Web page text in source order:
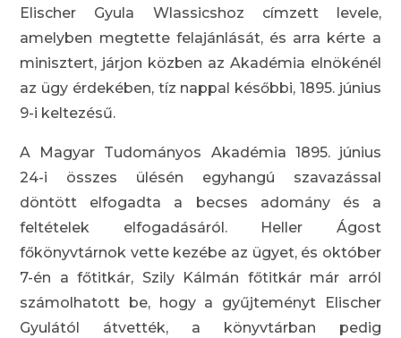
Elischer Gyula Wlassicshoz címzett levele,
amelyben megtette felajánlását, és arra kérte a
minisztert, járjon közben az Akadémia elnökénél
az ügy érdekében, tíz nappal későbbi, 1895. június
9-i keltezésű.
A Magyar Tudományos Akadémia 1895. június
24-i összes ülésén egyhangú szavazással
döntött elfogadta a becses adomány és a
feltételek elfogadásáról. Heller Ágost
főkönyvtárnok vette kezébe az ügyet, és október
7-én a főtitkár, Szily Kálmán főtitkár már arról
számolhatott be, hogy a gyűjteményt Elischer
Gyulától átvették, a könyvtárban pedig